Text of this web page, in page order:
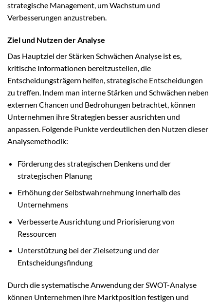
strategische Management, um Wachstum und
Verbesserungen anzustreben.
Ziel und Nutzen der Analyse
Das Hauptziel der Stärken Schwächen Analyse ist es,
kritische Informationen bereitzustellen, die
Entscheidungsträgern helfen, strategische Entscheidungen
zu treffen. Indem man interne Stärken und Schwächen neben
externen Chancen und Bedrohungen betrachtet, können
Unternehmen ihre Strategien besser ausrichten und
anpassen. Folgende Punkte verdeutlichen den Nutzen dieser
Analysemethodik:
Förderung des strategischen Denkens und der
strategischen Planung
Erhöhung der Selbstwahrnehmung innerhalb des
Unternehmens
Verbesserte Ausrichtung und Priorisierung von
Ressourcen
Unterstützung bei der Zielsetzung und der
Entscheidungsfindung
Durch die systematische Anwendung der SWOT-Analyse
können Unternehmen ihre Marktposition festigen und